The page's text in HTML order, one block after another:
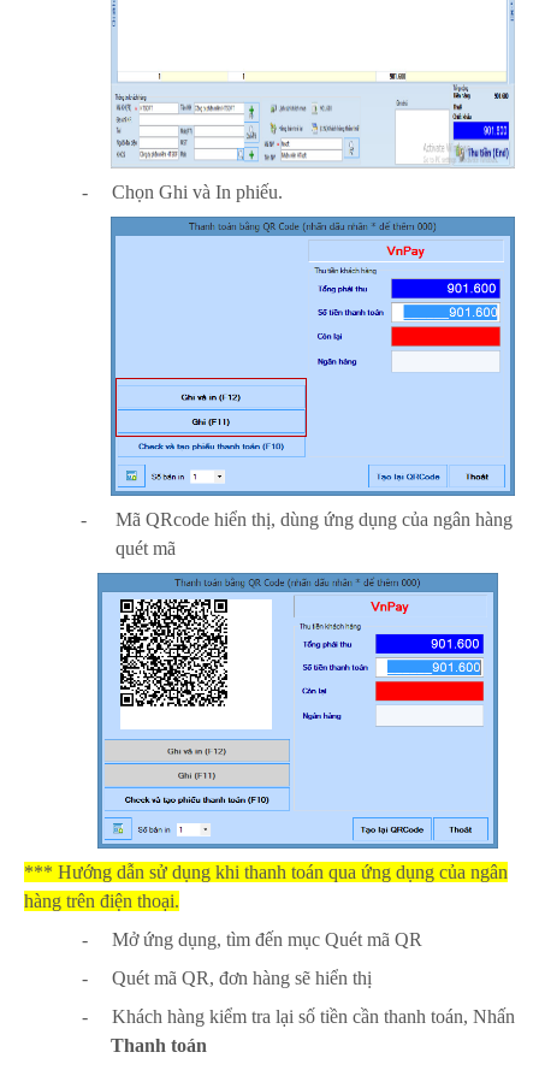
- Chọn Ghi và In phiếu.
-
Mã QRcode hiển thị, dùng ứng dụng của ngân hàng
quét mã
*** Hướng dẫn sử dụng khi thanh toán qua ứng dụng của ngân
hàng trên điện thoại.
-
Mở ứng dụng, tìm đến mục Quét mã QR
-
Quét mã QR, đơn hàng sẽ hiển thị
-
Khách hàng kiểm tra lại số tiền cần thanh toán, Nhấn
Thanh toán